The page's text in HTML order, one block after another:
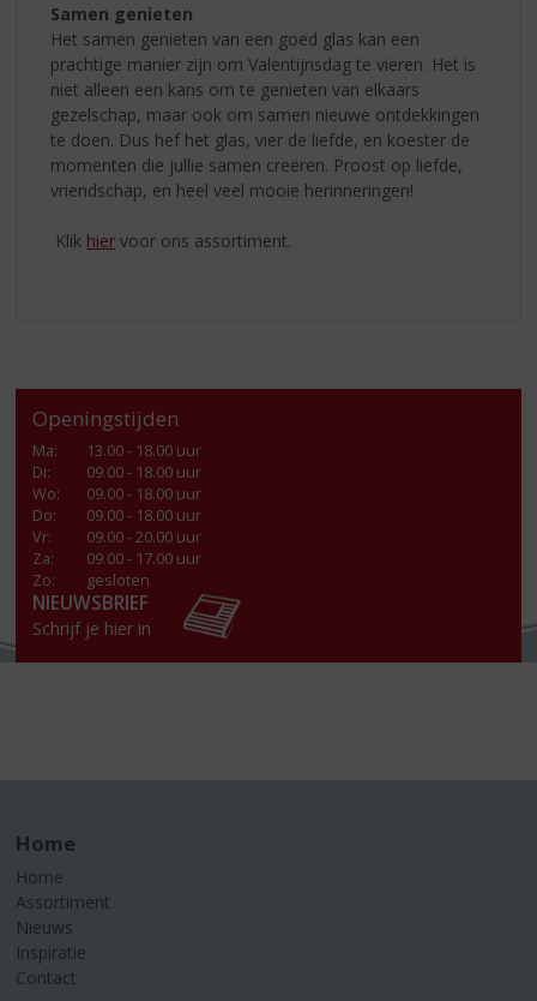
Samen genieten
Het samen genieten van een goed glas kan een
prachtige manier zijn om Valentijnsdag te vieren. Het is
niet alleen een kans om te genieten van elkaars
gezelschap, maar ook om samen nieuwe ontdekkingen
te doen. Dus hef het glas, vier de liefde, en koester de
momenten die jullie samen creëren. Proost op liefde,
vriendschap, en heel veel mooie herinneringen!
Klik hier voor ons assortiment.
Openingstijden
Ma:
13.00 - 18.00 uur
Di:
09.00 - 18.00 uur
Wo:
09.00 - 18.00 uur
Do:
09.00 - 18.00 uur
Vr:
09.00 - 20.00 uur
Za:
09.00 - 17.00 uur
Zo:
gesloten
NIEUWSBRIEF
Schrijf je hier in
Home
Home
Assortiment
Nieuws
Inspiratie
Contact